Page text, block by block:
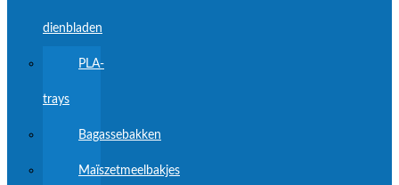
dienbladen
PLA-
trays
Bagassebakken
Maïszetmeelbakjes